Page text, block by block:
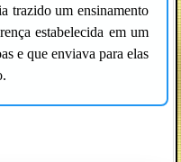
trazido um ensinamento
estabelecida em um
e que enviava para elas